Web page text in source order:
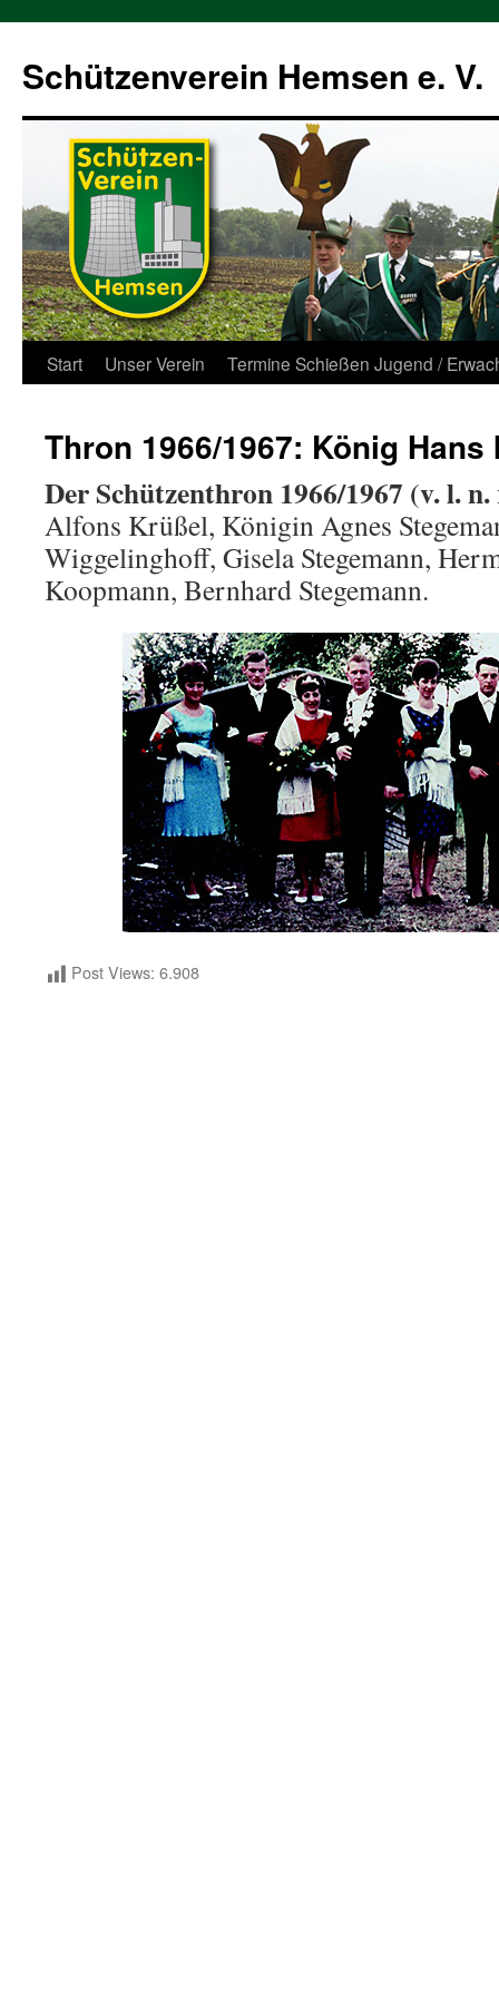
springen
Schützenverein Hemsen e. V.
Start Unser Verein Termine Schießen Jugend /
Thron 1966/1967: König Hans
Der Schützenthron 1966/1967 (v. l.
Alfons Krüßel, Königin Agnes
Wiggelinghoff, Gisela Stegemann,
Koopmann, Bernhard Stegemann.
Post Views: 6.908